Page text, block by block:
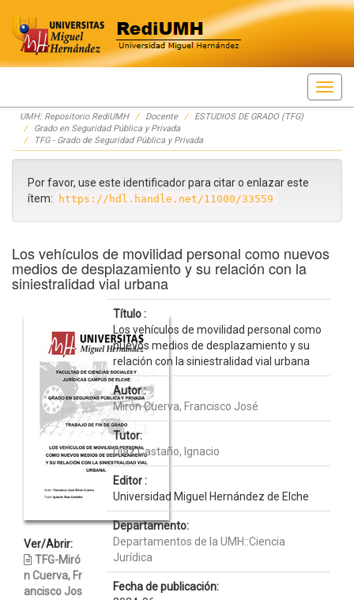
Skip
navigation
UMH: Repositorio RediUMH Docente
ESTUDIOS DE GRADO (TFG)
Grado en Seguridad Pública y Privada
TFG - Grado de Seguridad Pública y Privada
Por favor, use este identificador para citar o enlazar este
ítem:
https://hdl.handle.net/11000/33559
Los vehículos de movilidad personal como nuevos
medios de desplazamiento y su relación con la
siniestralidad vial urbana
Ver/Abrir:
TFG-Miró
n Cuerva, Fr
ancisco Jos
Título :
Los vehículos de movilidad personal como
nuevos medios de desplazamiento y su
relación con la siniestralidad vial urbana
Autor :
Mirón Cuerva, Francisco José
Tutor:
Díaz Castaño, Ignacio
Editor :
Universidad Miguel Hernández de Elche
Departamento:
Departamentos de la UMH::Ciencia
Jurídica
Fecha de publicación: